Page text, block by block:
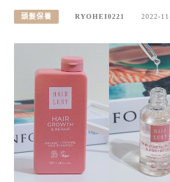
頭髮保養 RYOHEI0221 2022-